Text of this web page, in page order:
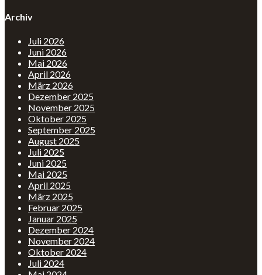
Archiv
Juli 2026
Juni 2026
Mai 2026
April 2026
März 2026
Dezember 2025
November 2025
Oktober 2025
September 2025
August 2025
Juli 2025
Juni 2025
Mai 2025
April 2025
März 2025
Februar 2025
Januar 2025
Dezember 2024
November 2024
Oktober 2024
Juli 2024